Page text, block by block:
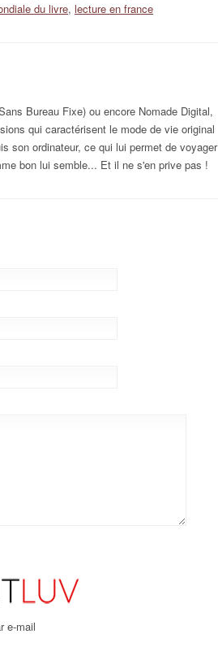
du livre, lecture en france
Bureau Fixe) ou encore Nomade Digital,
qui caractérisent le mode de vie original
son ordinateur, ce qui lui permet de voyager
bon lui semble... Et il ne s'en prive pas !
e-mail